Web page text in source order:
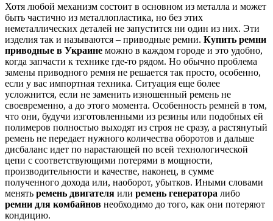
Хотя любой механизм состоит в основном из металла и может
быть частично из металлопластика, но без этих
неметаллических деталей не запустится ни один из них. Эти
изделия так и называются – приводные ремни. Купить ремни
приводные в Украине можно в каждом городе и это удобно,
когда запчасти к технике где-то рядом. Но обычно проблема
замены приводного ремня не решается так просто, особенно,
если у вас импортная техника. Ситуация еще более
усложнится, если не заменить изношенный ремень не
своевременно, а до этого момента. Особенность ремней в том,
что они, будучи изготовленными из резины или подобных ей
полимеров полностью выходят из строя не сразу, а растянутый
ремень не передает нужного количества оборотов и дальше
дисбаланс идет по нарастающей по всей технологической
цепи с соответствующими потерями в мощности,
производительности и качестве, наконец, в сумме
полученного дохода или, наоборот, убытков. Иными словами
менять ремень двигателя или ремень генератора либо
ремни для комбайнов необходимо до того, как они потеряют
кондицию.